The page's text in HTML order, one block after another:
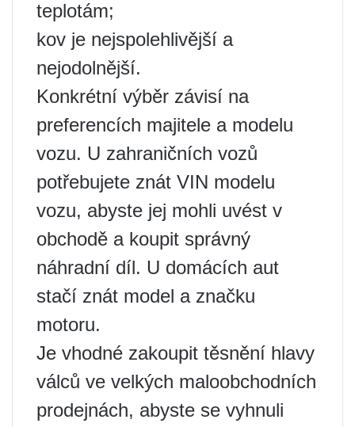
teplotám;
kov je nejspolehlivější a
nejodolnější.
Konkrétní výběr závisí na
preferencích majitele a modelu
vozu. U zahraničních vozů
potřebujete znát VIN modelu
vozu, abyste jej mohli uvést v
obchodě a koupit správný
náhradní díl. U domácích aut
stačí znát model a značku
motoru.
Je vhodné zakoupit těsnění hlavy
válců ve velkých maloobchodních
prodejnách, abyste se vyhnuli